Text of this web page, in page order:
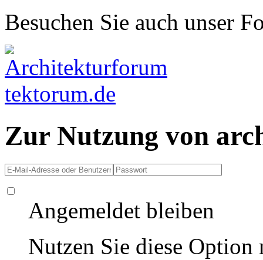
Besuchen Sie auch unser
Zur Nutzung von
Angemeldet bleiben
Nutzen Sie diese